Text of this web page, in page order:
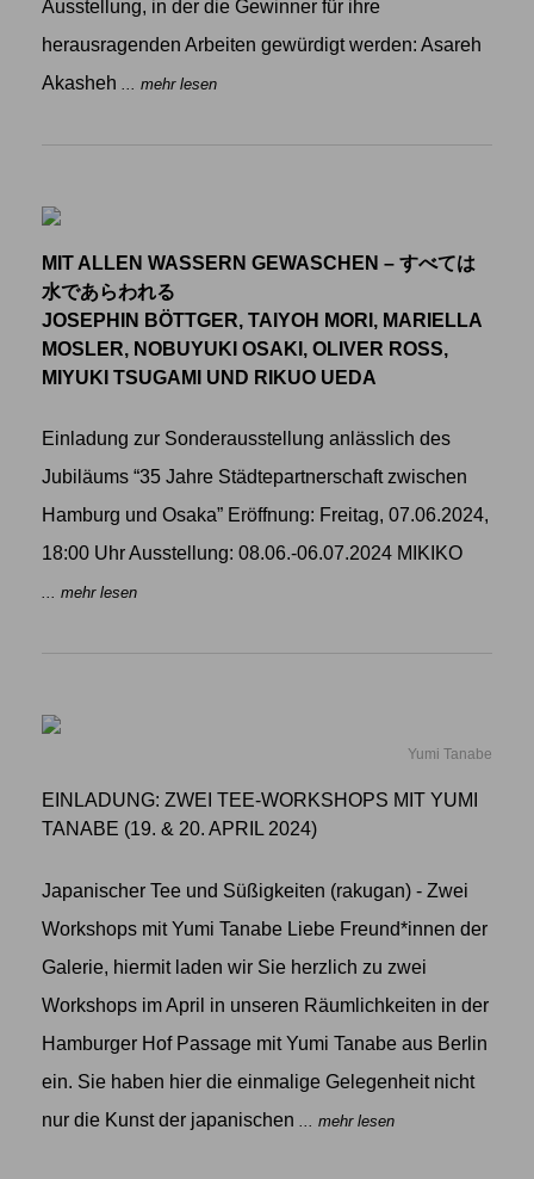
Ausstellung, in der die Gewinner für ihre
herausragenden Arbeiten gewürdigt werden: Asareh
Akasheh ... mehr lesen
MIT ALLEN WASSERN GEWASCHEN – すべては
水であらわれる
JOSEPHIN BÖTTGER, TAIYOH MORI, MARIELLA
MOSLER, NOBUYUKI OSAKI, OLIVER ROSS,
MIYUKI TSUGAMI UND RIKUO UEDA
Einladung zur Sonderausstellung anlässlich des
Jubiläums “35 Jahre Städtepartnerschaft zwischen
Hamburg und Osaka” Eröffnung: Freitag, 07.06.2024,
18:00 Uhr Ausstellung: 08.06.-06.07.2024 MIKIKO
... mehr lesen
Yumi Tanabe
EINLADUNG: ZWEI TEE-WORKSHOPS MIT YUMI
TANABE (19. & 20. APRIL 2024)
Japanischer Tee und Süßigkeiten (rakugan) - Zwei
Workshops mit Yumi Tanabe Liebe Freund*innen der
Galerie, hiermit laden wir Sie herzlich zu zwei
Workshops im April in unseren Räumlichkeiten in der
Hamburger Hof Passage mit Yumi Tanabe aus Berlin
ein. Sie haben hier die einmalige Gelegenheit nicht
nur die Kunst der japanischen
... mehr lesen